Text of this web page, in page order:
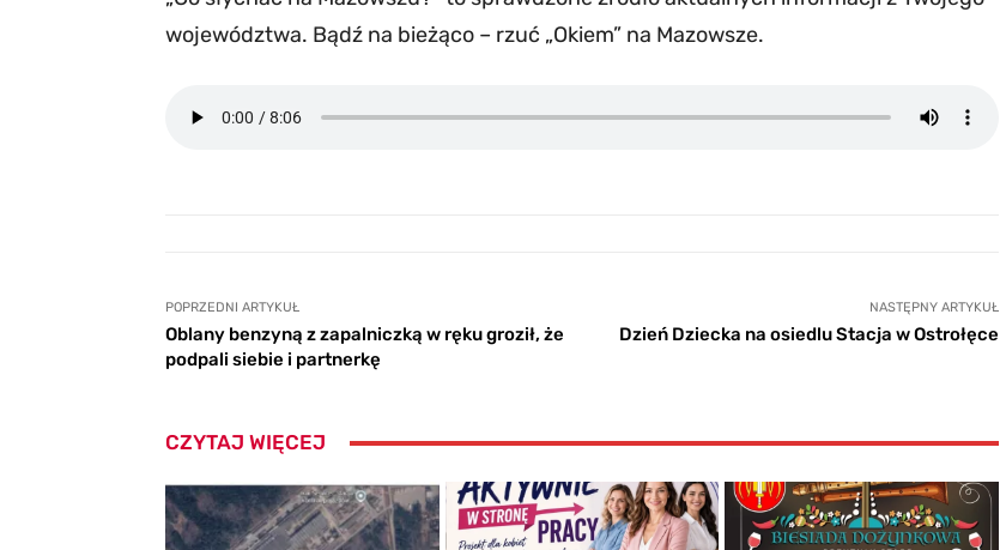
województwa. Bądź na bieżąco – rzuć „Okiem” na Mazowsze.
POPRZEDNI ARTYKUŁ
Oblany benzyną z zapalniczką w ręku groził, że
podpali siebie i partnerkę
NASTĘPNY ARTYKUŁ
Dzień Dziecka na osiedlu Stacja w Ostrołęce
CZYTAJ WIĘCEJ